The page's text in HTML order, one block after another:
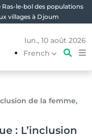
Ras-le-bol des populations
villages à Djoum
lun., 10 août 2026
French
de la femme,
: L’inclusion